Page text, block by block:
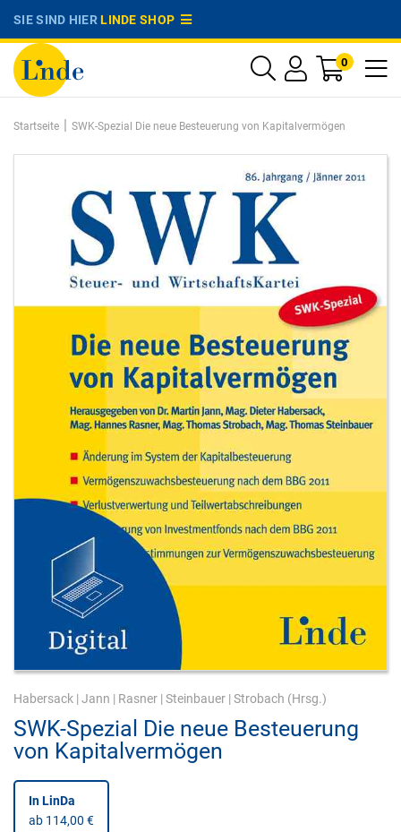
SIE SIND HIERLINDE SHOP
0
Startseite | SWK-Spezial Die neue Besteuerung von Kapitalvermögen
Habersack | Jann | Rasner | Steinbauer | Strobach (Hrsg.)
SWK-Spezial Die neue Besteuerung
von Kapitalvermögen
In LinDa
ab 114,00 €